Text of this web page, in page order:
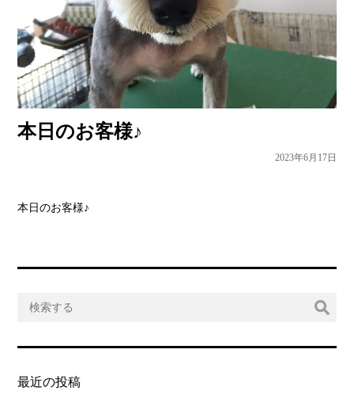
本日のお客様♪
2023年6月17日
本日のお客様♪
最近の投稿